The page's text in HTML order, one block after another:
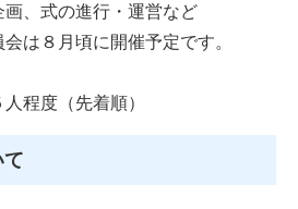
、式の進行・運営など
は８月頃に開催予定です。
程度（先着順）